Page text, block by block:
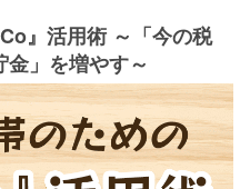
』活用術 ～「今の税
」を増やす～